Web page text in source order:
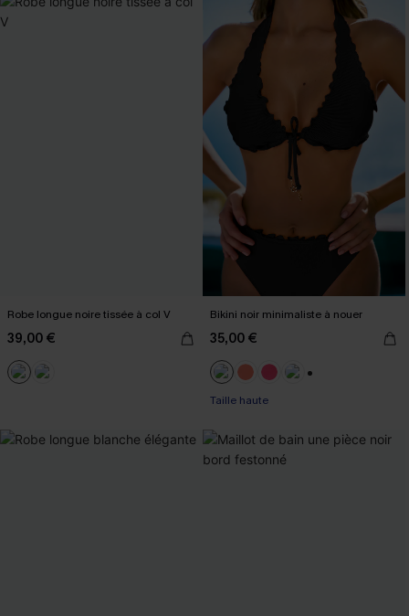
Robe longue noire tissée à col V
39,00 €
Bikini noir minimaliste à nouer
35,00 €
Taille haute